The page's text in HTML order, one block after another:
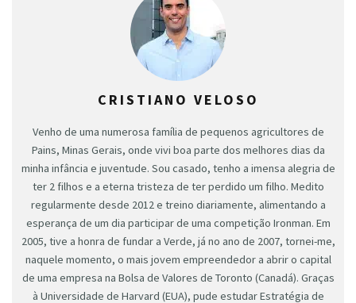
CRISTIANO VELOSO
Venho de uma numerosa família de pequenos agricultores de
Pains, Minas Gerais, onde vivi boa parte dos melhores dias da
minha infância e juventude. Sou casado, tenho a imensa alegria de
ter 2 filhos e a eterna tristeza de ter perdido um filho. Medito
regularmente desde 2012 e treino diariamente, alimentando a
esperança de um dia participar de uma competição Ironman. Em
2005, tive a honra de fundar a Verde, já no ano de 2007, tornei-me,
naquele momento, o mais jovem empreendedor a abrir o capital
de uma empresa na Bolsa de Valores de Toronto (Canadá). Graças
à Universidade de Harvard (EUA), pude estudar Estratégia de